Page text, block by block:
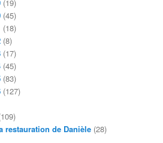
(19)
(45)
(18)
(8)
(17)
(45)
(83)
(127)
restauration de Danièle (28)